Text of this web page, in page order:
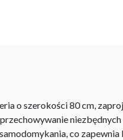
o szerokości 80 cm,
co